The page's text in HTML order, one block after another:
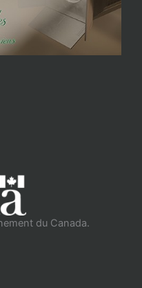
du Canada.